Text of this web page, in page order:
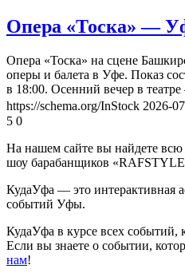
Опера «Тоска» —
Опера «Тоска» на сцене
оперы и балета в Уфе. Показ
в 18:00. Осенний вечер в
https://schema.org/InStock 2026-
5 0
На нашем сайте вы найдете
шоу барабанщиков
КудаУфа — это интерактивная
событий Уфы.
КудаУфа в курсе всех событий,
Если вы знаете о событии,
нам!